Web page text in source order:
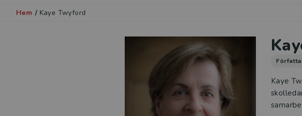
Hem / Kaye Twyford
Kaye